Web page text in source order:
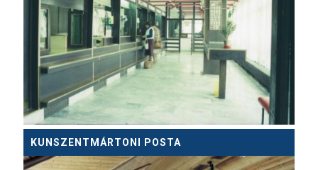
KUNSZENTMÁRTONI POSTA